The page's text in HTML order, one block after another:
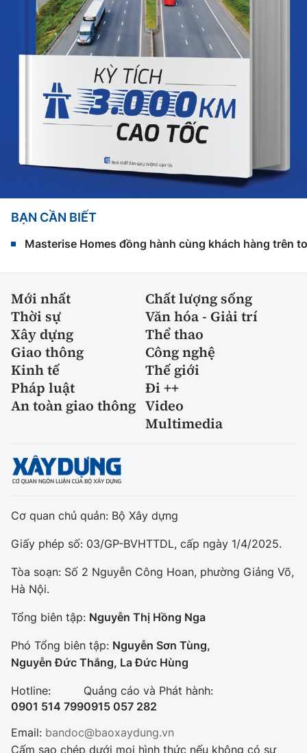
BẠN CẦN BIẾT
Masterise Homes đồng hành cùng khách hàng trên
Mới nhất
Chất lượng sống
Thời sự
Văn hóa - Giải trí
Xây dựng
Thể thao
Giao thông
Công nghệ
Kinh tế
Thế giới
Pháp luật
Đi ++
An toàn giao thông Video
Multimedia
Cơ quan chủ quản: Bộ Xây dựng
Giấy phép số: 03/GP-BVHTTDL, cấp ngày 1/4/2025.
Tòa soạn: Số 2 Nguyễn Công Hoan, phường Giảng Võ,
Hà Nội.
Tổng biên tập: Nguyễn Thị Hồng Nga
Phó Tổng biên tập: Nguyễn Sơn Tùng,
Nguyễn Đức Thắng, La Đức Hùng
Hotline:
0901 514 799
Quảng cáo và Phát hành:
0915 057 282
Email: bandoc@baoxaydung.vn
Cấm sao chép dưới mọi hình thức nếu không có sự